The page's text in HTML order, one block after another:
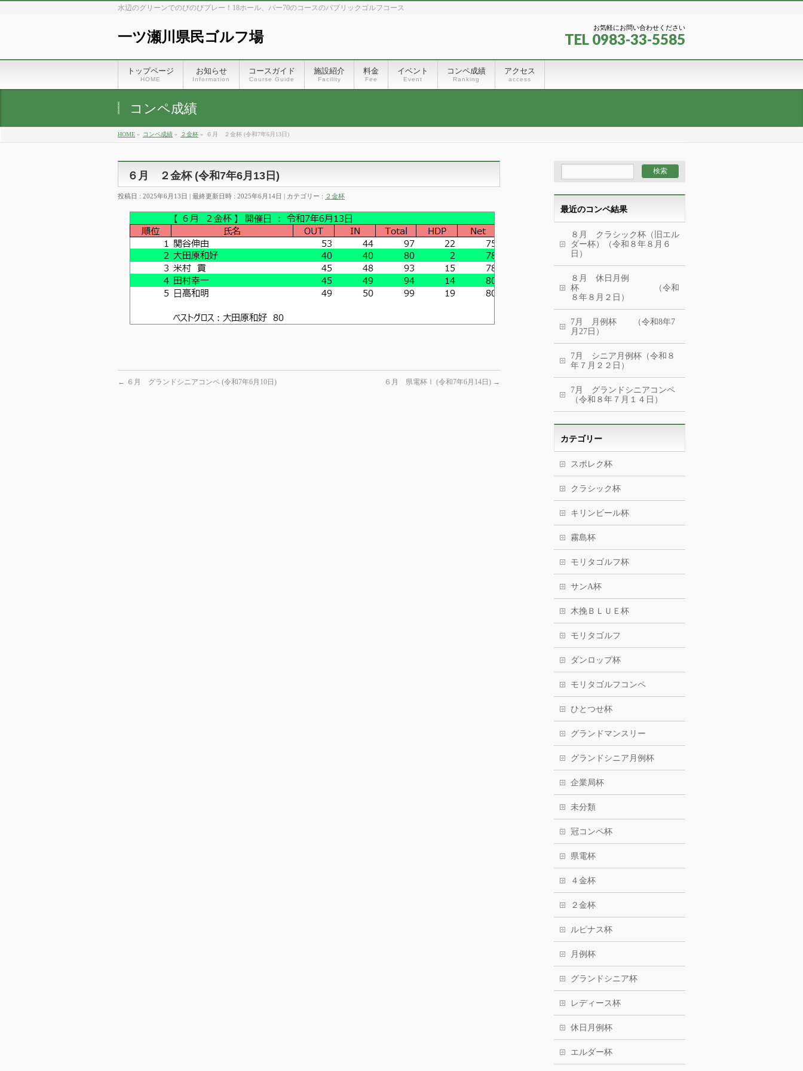
水辺のグリーンでのびのびプレー！18ホール、パー70のコースのパブリックゴルフコース
一ツ瀬川県民ゴルフ場
お気軽にお問い合わせください
TEL 0983-33-5585
トップページ
HOME
お知らせ
Information
コースガイド
Course Guide
施設紹介
Facility
料金
Fee
イベント
Event
コンペ成績
Ranking
アクセス
access
コンペ成績
HOME » コンペ成績 » ２金杯 » ６月 ２金杯 (令和7年6月13日)
６月 ２金杯 (令和7年6月13日)
投稿日 : 2025年6月13日 最終更新日時 : 2025年6月14日 カテゴリー : ２金杯
← ６月 グランドシニアコンペ (令和7年6月10日) ６月 県電杯Ⅰ (令和7年6月14日) →
最近のコンペ結果
８月 クラシック杯（旧エル
ダー杯）（令和８年８月６
日）
８月 休日月例
杯 （令和
８年８月２日）
7月 月例杯 （令和8年7
月27日）
7月 シニア月例杯（令和８
年７月２２日）
7月 グランドシニアコンペ
（令和８年７月１４日）
カテゴリー
スポレク杯
クラシック杯
キリンビール杯
霧島杯
モリタゴルフ杯
サンA杯
木挽ＢＬＵＥ杯
モリタゴルフ
ダンロップ杯
モリタゴルフコンペ
ひとつせ杯
グランドマンスリー
グランドシニア月例杯
企業局杯
未分類
冠コンペ杯
県電杯
４金杯
２金杯
ルピナス杯
月例杯
グランドシニア杯
レディース杯
休日月例杯
エルダー杯